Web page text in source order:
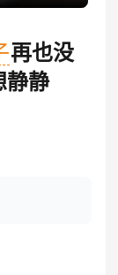
再也没
静静